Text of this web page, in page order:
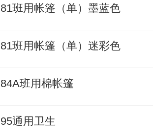
81班用帐篷（单）墨蓝色
81班用帐篷（单）迷彩色
84A班用棉帐篷
95通用卫生